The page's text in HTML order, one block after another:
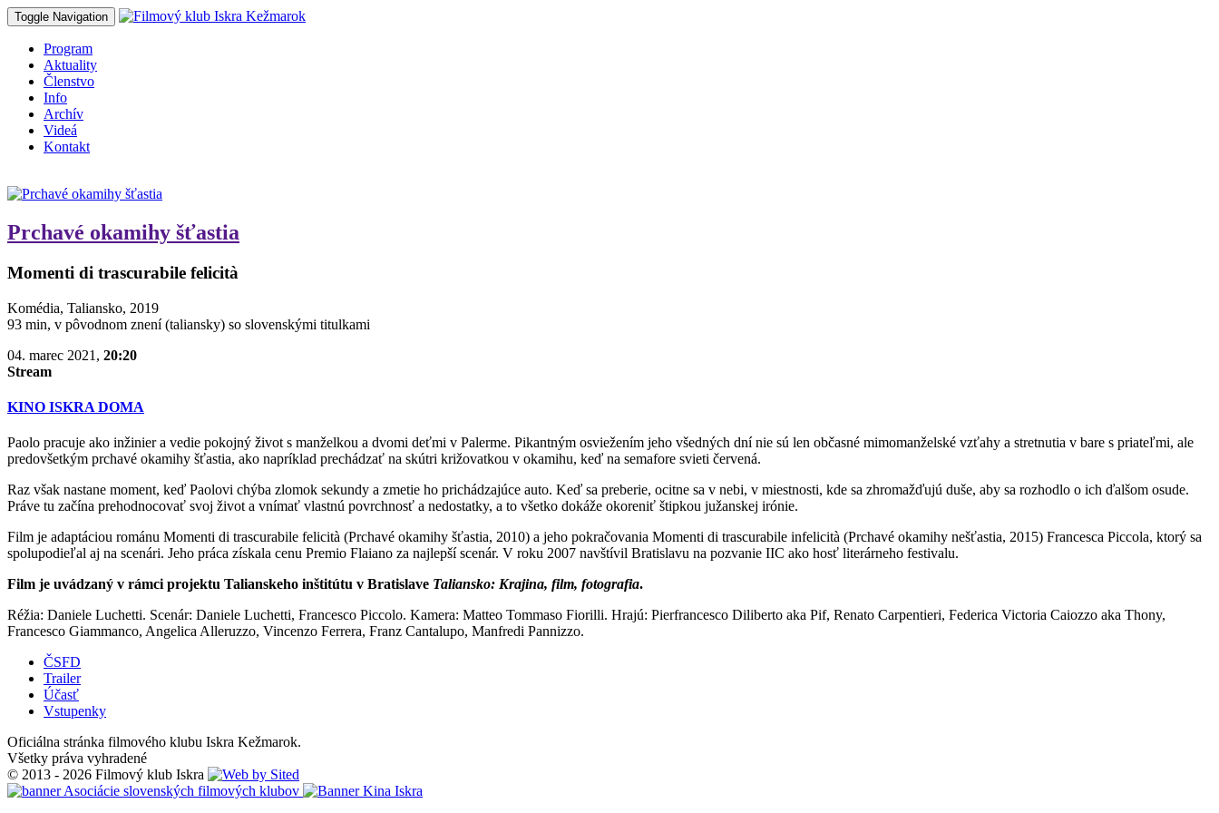
Toggle Navigation
Program
Aktuality
Členstvo
Info
Archív
Videá
Kontakt
Prchavé okamihy šťastia
Momenti di trascurabile felicità
Komédia, Taliansko, 2019
93 min, v pôvodnom znení (taliansky) so slovenskými titulkami
04. marec 2021, 20:20
Stream
KINO ISKRA DOMA
Paolo pracuje ako inžinier a vedie pokojný život s manželkou a dvomi deťmi v Palerme. Pikantným osviežením jeho všedných dní nie sú len občasné mimomanželské vzťahy a stretnutia v bare s priateľmi, ale
predovšetkým prchavé okamihy šťastia, ako napríklad prechádzať na skútri križovatkou v okamihu, keď na semafore svieti červená.
Raz však nastane moment, keď Paolovi chýba zlomok sekundy a zmetie ho prichádzajúce auto. Keď sa preberie, ocitne sa v nebi, v miestnosti, kde sa zhromažďujú duše, aby sa rozhodlo o ich ďalšom osude.
Práve tu začína prehodnocovať svoj život a vnímať vlastnú povrchnosť a nedostatky, a to všetko dokáže okoreniť štipkou južanskej irónie.
Film je adaptáciou románu Momenti di trascurabile felicità (Prchavé okamihy šťastia, 2010) a jeho pokračovania Momenti di trascurabile infelicità (Prchavé okamihy nešťastia, 2015) Francesca Piccola, ktorý sa
spolupodieľal aj na scenári. Jeho práca získala cenu Premio Flaiano za najlepší scenár. V roku 2007 navštívil Bratislavu na pozvanie IIC ako hosť literárneho festivalu.
Film je uvádzaný v rámci projektu Talianskeho inštitútu v Bratislave Taliansko: Krajina, film, fotografia.
Réžia: Daniele Luchetti. Scenár: Daniele Luchetti, Francesco Piccolo. Kamera: Matteo Tommaso Fiorilli. Hrajú: Pierfrancesco Diliberto aka Pif, Renato Carpentieri, Federica Victoria Caiozzo aka Thony,
Francesco Giammanco, Angelica Alleruzzo, Vincenzo Ferrera, Franz Cantalupo, Manfredi Pannizzo.
ČSFD
Trailer
Účasť
Vstupenky
Oficiálna stránka filmového klubu Iskra Kežmarok.
Všetky práva vyhradené
© 2013 - 2026 Filmový klub Iskra